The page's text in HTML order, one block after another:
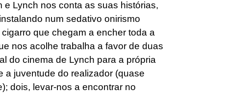
Lynch nos conta as suas histórias,
num sedativo onirismo
que chegam a encher toda a
nos acolhe trabalha a favor de duas
do cinema de Lynch para a própria
a juventude do realizador (quase
dois, levar-nos a encontrar no